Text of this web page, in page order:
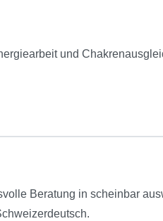
und
Beratung in scheinbar